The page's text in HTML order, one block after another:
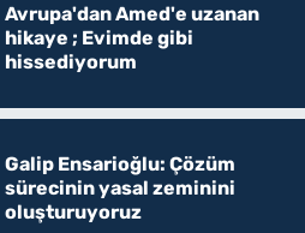
Avrupa'dan Amed'e uzanan
hikaye ; Evimde gibi
hissediyorum
Galip Ensarioğlu: Çözüm
sürecinin yasal zeminini
oluşturuyoruz